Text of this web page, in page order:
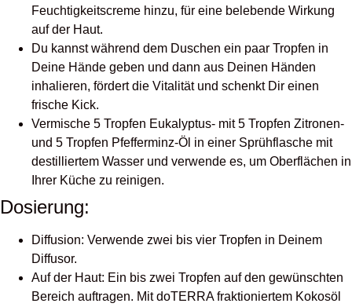
Feuchtigkeitscreme hinzu, für eine belebende Wirkung
auf der Haut.
Du kannst während dem Duschen ein paar Tropfen in
Deine Hände geben und dann aus Deinen Händen
inhalieren, fördert die Vitalität und schenkt Dir einen
frische Kick.
Vermische 5 Tropfen Eukalyptus- mit 5 Tropfen Zitronen-
und 5 Tropfen Pfefferminz-Öl in einer Sprühflasche mit
destilliertem Wasser und verwende es, um Oberflächen in
Ihrer Küche zu reinigen.
Dosierung:
Diffusion: Verwende zwei bis vier Tropfen in Deinem
Diffusor.
Auf der Haut: Ein bis zwei Tropfen auf den gewünschten
Bereich auftragen. Mit doTERRA fraktioniertem Kokosöl